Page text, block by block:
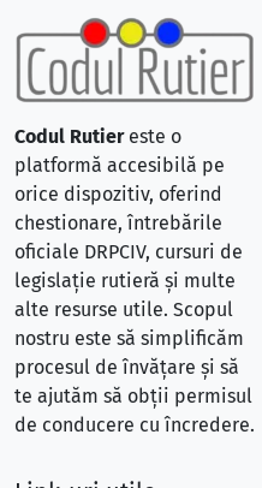
Codul Rutiereste o
platformă accesibilă pe
orice dispozitiv, oferind
chestionare, întrebările
oficiale DRPCIV, cursuri de
legislație rutieră și multe
alte resurse utile. Scopul
nostru este să simplificăm
procesul de învățare și să
te ajutăm să obții permisul
de conducere cu încredere.